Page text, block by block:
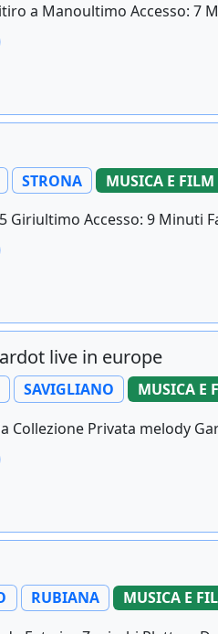
a Manoultimo Accesso: 7
STRONA
MUSICA E FILM
Giriultimo Accesso: 9 Minuti
live in europe
SAVIGLIANO
MUSICA E
Collezione Privata melody
RUBIANA
MUSICA E